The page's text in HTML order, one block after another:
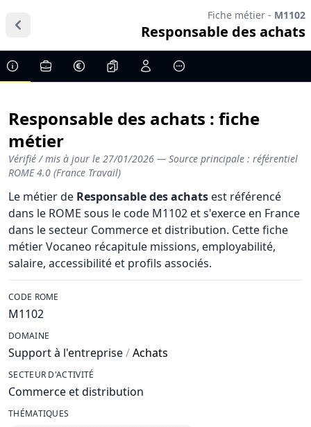
Fiche métier - M1102
Responsable des achats
Responsable des achats : fiche
métier
Vérifié / mis à jour le 27/01/2026 — Source principale : référentiel
ROME 4.0 (France Travail)
Le métier de Responsable des achats est référencé
dans le ROME sous le code M1102 et s'exerce en France
dans le secteur Commerce et distribution. Cette fiche
métier Vocaneo récapitule missions, employabilité,
salaire, accessibilité et profils associés.
CODE ROME
M1102
DOMAINE
Support à l'entreprise/Achats
SECTEUR D'ACTIVITÉ
Commerce et distribution
THÉMATIQUES